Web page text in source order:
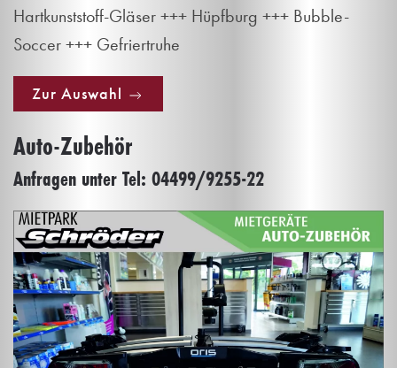
Hartkunststoff-Gläser +++ Hüpfburg +++ Bubble-
Soccer +++ Gefriertruhe
Zur Auswahl
Auto-Zubehör
Anfragen unter Tel: 04499/9255-22